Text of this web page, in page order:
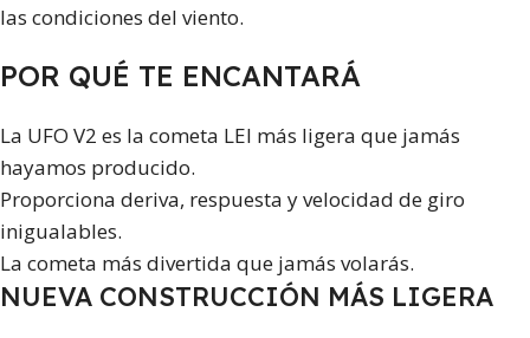
las condiciones del viento.
POR QUÉ TE ENCANTARÁ
La UFO V2 es la cometa LEI más ligera que jamás
hayamos producido.
Proporciona deriva, respuesta y velocidad de giro
inigualables.
La cometa más divertida que jamás volarás.
NUEVA CONSTRUCCIÓN MÁS LIGERA